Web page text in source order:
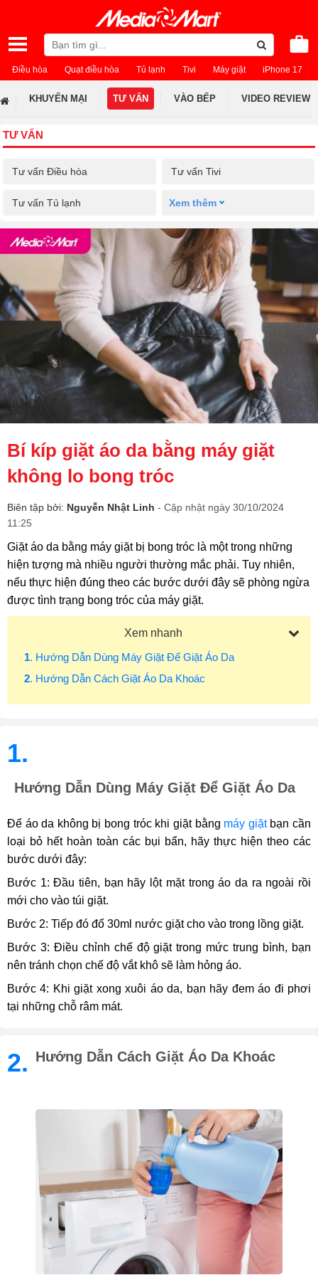
Điều hòa Quạt điều hòa Tủ lạnh Tivi Máy giặt iPhone 17
KHUYẾN MẠI TƯ VẤN VÀO BẾP VIDEO REVIEW
TƯ VẤN
Tư vấn Điều hòa Tư vấn Tivi
Tư vấn Tủ lạnh Xem thêm
Bí kíp giặt áo da bằng máy giặt
không lo bong tróc
Biên tập bởi: Nguyễn Nhật Linh - Cập nhật ngày 30/10/2024
11:25
Giặt áo da bằng máy giặt bị bong tróc là một trong những
hiện tượng mà nhiều người thường mắc phải. Tuy nhiên,
nếu thực hiện đúng theo các bước dưới đây sẽ phòng ngừa
được tình trạng bong tróc của máy giặt.
Xem nhanh
1. Hướng Dẫn Dùng Máy Giặt Để Giặt Áo Da
2. Hướng Dẫn Cách Giặt Áo Da Khoác
1.
Hướng Dẫn Dùng Máy Giặt Để Giặt Áo Da
Để áo da không bị bong tróc khi giặt bằng máy giặtbạn cần
loại bỏ hết hoàn toàn các bụi bẩn, hãy thực hiện theo các
bước dưới đây:
Bước 1: Đầu tiên, bạn hãy lột mặt trong áo da ra ngoài rồi
mới cho vào túi giặt.
Bước 2: Tiếp đó đổ 30ml nước giặt cho vào trong lồng giặt.
Bước 3: Điều chỉnh chế độ giặt trong mức trung bình, bạn
nên tránh chọn chế độ vắt khô sẽ làm hỏng áo.
Bước 4: Khi giặt xong xuôi áo da, bạn hãy đem áo đi phơi
tại những chỗ râm mát.
2. Hướng Dẫn Cách Giặt Áo Da Khoác